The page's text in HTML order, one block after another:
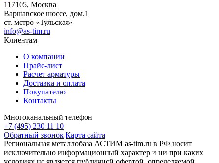
117105, Москва
Варшавское шоссе, дом.1
ст. метро «Тульская»
info@as-tim.ru
Клиентам
О компании
Прайс-лист
Расчет арматуры
Доставка и оплата
Покупателю
Контакты
Многоканальный телефон
+7 (495) 230 11 10
Обратный звонок Карта сайта
Региональная металлобаза АСТИМ as-tim.ru в РФ носит
исключительно информационный характер и ни при каких